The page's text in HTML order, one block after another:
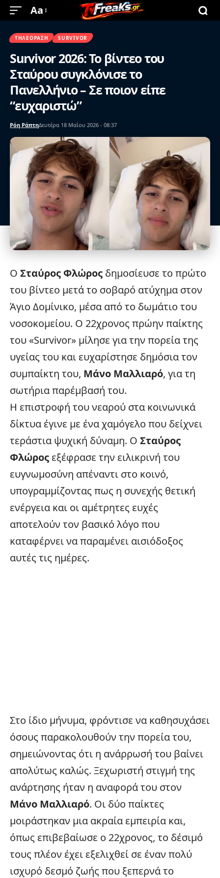
Aa
ΤΗΛΕΌΡΑΣΗ SURVIVOR
Survivor 2026: Το βίντεο του
Σταύρου συγκλόνισε το
Πανελλήνιο – Σε ποιον είπε
“ευχαριστώ”
Ρόη ΡάπτηΔευτέρα 18 Μαΐου 2026 - 08:37
Ο Σταύρος Φλώρος δημοσίευσε το πρώτο
του βίντεο μετά το σοβαρό ατύχημα στον
Άγιο Δομίνικο, μέσα από το δωμάτιο του
νοσοκομείου. Ο 22χρονος πρώην παίκτης
του «Survivor» μίλησε για την πορεία της
υγείας του και ευχαρίστησε δημόσια τον
συμπαίκτη του, Μάνο Μαλλιαρό, για τη
σωτήρια παρέμβασή του.
Η επιστροφή του νεαρού στα κοινωνικά
δίκτυα έγινε με ένα χαμόγελο που δείχνει
τεράστια ψυχική δύναμη. Ο Σταύρος
Φλώρος εξέφρασε την ειλικρινή του
ευγνωμοσύνη απέναντι στο κοινό,
υπογραμμίζοντας πως η συνεχής θετική
ενέργεια και οι αμέτρητες ευχές
αποτελούν τον βασικό λόγο που
καταφέρνει να παραμένει αισιόδοξος
αυτές τις ημέρες.
Στο ίδιο μήνυμα, φρόντισε να καθησυχάσει
όσους παρακολουθούν την πορεία του,
σημειώνοντας ότι η ανάρρωσή του βαίνει
απολύτως καλώς. Ξεχωριστή στιγμή της
ανάρτησης ήταν η αναφορά του στον
Μάνο Μαλλιαρό. Οι δύο παίκτες
μοιράστηκαν μια ακραία εμπειρία και,
όπως επιβεβαίωσε ο 22χρονος, το δέσιμό
τους πλέον έχει εξελιχθεί σε έναν πολύ
ισχυρό δεσμό ζωής που ξεπερνά το